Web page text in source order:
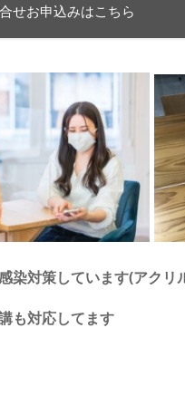
せお申込みはこちら
染対策しています(アクリ
も対応してます